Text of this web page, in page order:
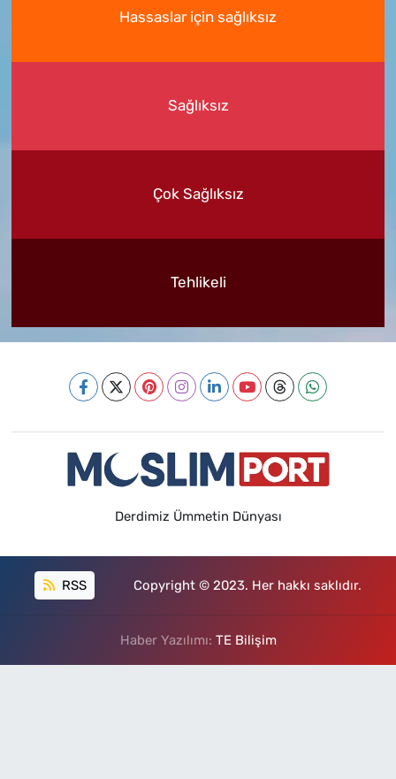
Hassaslar için sağlıksız
Sağlıksız
Çok Sağlıksız
Tehlikeli
Derdimiz Ümmetin Dünyası
RSS Copyright © 2023. Her hakkı saklıdır.
Haber Yazılımı: TE Bilişim